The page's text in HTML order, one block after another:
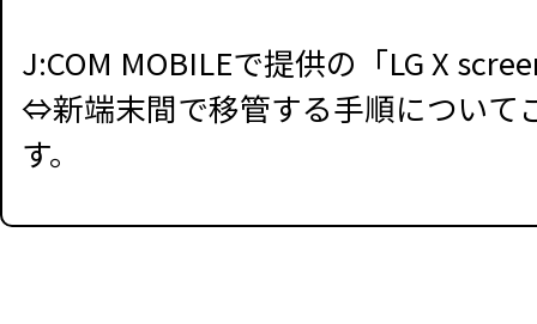
J:COM MOBILEで提供の「LG X
⇔新端末間で移管する手順について
す。